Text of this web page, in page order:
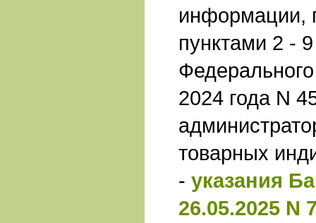
информации,
пунктами 2 -
2024 года N
товарных
- указания
26.05.2025 N